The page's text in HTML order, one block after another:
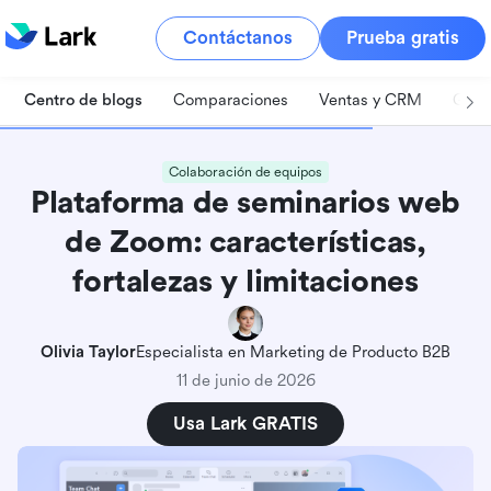
Contáctanos Prueba gratis
Centro de blogs Comparaciones Ventas y CRM
Colaboración de equipos
Plataforma de seminarios web
de Zoom: características,
fortalezas y limitaciones
Olivia TaylorEspecialista en Marketing de Producto B2B
11 de junio de 2026
Usa Lark GRATIS
¿Qué es la plataforma de seminarios web de